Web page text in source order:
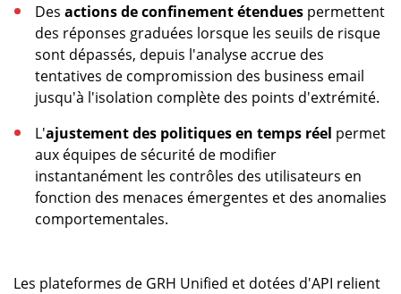
Des actions de confinement étendues permettent
des réponses graduées lorsque les seuils de risque
sont dépassés, depuis l'analyse accrue des
tentatives de compromission des business email
jusqu'à l'isolation complète des points d'extrémité.
L'ajustement des politiques en temps réel permet
aux équipes de sécurité de modifier
instantanément les contrôles des utilisateurs en
fonction des menaces émergentes et des anomalies
comportementales.
Les plateformes de GRH Unified et dotées d'API relient